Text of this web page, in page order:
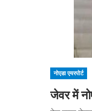
नोएडा एयरपोर्ट
जेवर में